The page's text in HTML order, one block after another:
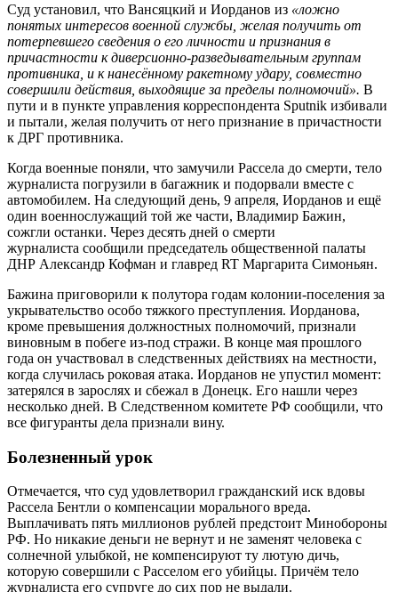
Суд установил, что Вансяцкий и Иорданов из «ложно
понятых интересов военной службы, желая получить от
потерпевшего сведения о его личности и признания в
причастности к диверсионно-разведывательным группам
противника, и к нанесённому ракетному удару, совместно
совершили действия, выходящие за пределы полномочий». В
пути и в пункте управления корреспондента Sputnik избивали
и пытали, желая получить от него признание в причастности
к ДРГ противника.
Когда военные поняли, что замучили Рассела до смерти, тело
журналиста погрузили в багажник и подорвали вместе с
автомобилем. На следующий день, 9 апреля, Иорданов и ещё
один военнослужащий той же части, Владимир Бажин,
сожгли останки. Через десять дней о смерти
журналиста сообщили председатель общественной палаты
ДНР Александр Кофман и главред RT Маргарита Симоньян.
Бажина приговорили к полутора годам колонии-поселения за
укрывательство особо тяжкого преступления. Иорданова,
кроме превышения должностных полномочий, признали
виновным в побеге из-под стражи. В конце мая прошлого
года он участвовал в следственных действиях на местности,
когда случилась роковая атака. Иорданов не упустил момент:
затерялся в зарослях и сбежал в Донецк. Его нашли через
несколько дней. В Следственном комитете РФ сообщили, что
все фигуранты дела признали вину.
Болезненный урок
Отмечается, что суд удовлетворил гражданский иск вдовы
Рассела Бентли о компенсации морального вреда.
Выплачивать пять миллионов рублей предстоит Минобороны
РФ. Но никакие деньги не вернут и не заменят человека с
солнечной улыбкой, не компенсируют ту лютую дичь,
которую совершили с Расселом его убийцы. Причём тело
журналиста его супруге до сих пор не выдали.